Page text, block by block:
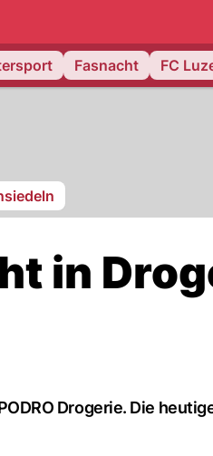
Fasnacht FC
in
Drogerie. Die